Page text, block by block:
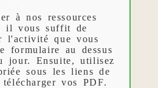
à nos ressources
il vous suffit de
l'activité que vous
formulaire au dessus
jour. Ensuite, utilisez
sous les liens de
vos PDF.